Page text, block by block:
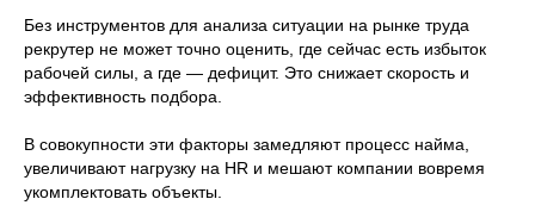
Без инструментов для анализа ситуации на рынке труда
рекрутер не может точно оценить, где сейчас есть избыток
рабочей силы, а где — дефицит. Это снижает скорость и
эффективность подбора.
В совокупности эти факторы замедляют процесс найма,
увеличивают нагрузку на HR и мешают компании вовремя
укомплектовать объекты.